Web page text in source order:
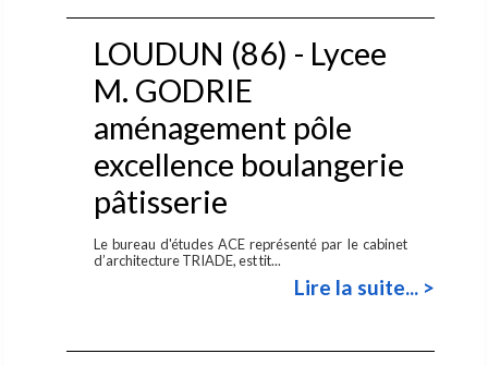
LOUDUN (86) - Lycee
M. GODRIE
aménagement pôle
excellence boulangerie
pâtisserie
Le bureau d'études ACE représenté par le cabinet
d’architecture TRIADE, est tit...
Lire la suite... >